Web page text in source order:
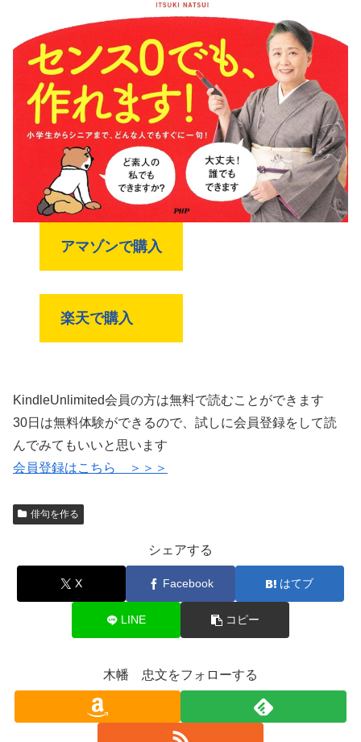
アマゾンで購入
楽天で購入
KindleUnlimited会員の方は無料で読むことができます
30日は無料体験ができるので、試しに会員登録をして読
んでみてもいいと思います
会員登録はこちら ＞＞＞
俳句を作る
シェアする
X Facebook はてブ
LINE コピー
木幡 忠文をフォローする